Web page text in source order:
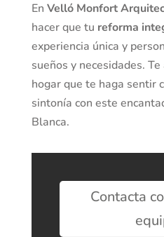
En Velló Monfort
hacer que tu reforma
experiencia única y
sueños y necesidades.
hogar que te haga sentir
sintonía con este
Blanca.
Contacta